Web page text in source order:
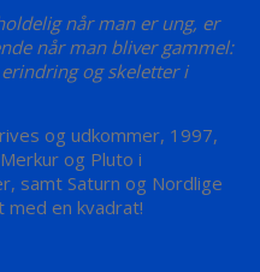
når man er ung, er
når man bliver gammel:
og skeletter i
og udkommer, 1997,
og Pluto i
samt Saturn og Nordlige
med en kvadrat!